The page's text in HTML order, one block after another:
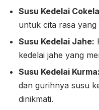
Susu Kedelai
untuk cita rasa yang
Susu Kedelai Jahe:
kedelai jahe yang
Susu Kedelai Kurma:
dan gurihnya susu
dinikmati.